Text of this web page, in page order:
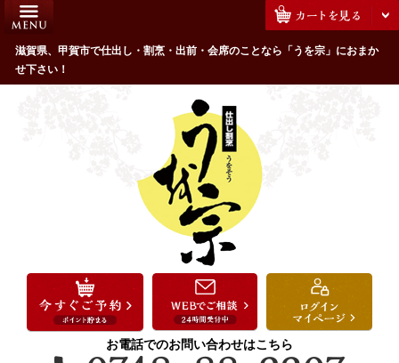
滋賀県、甲賀市で仕出し・割烹・出前・会席のことなら「うを宗」におまか
せ下さい！
お電話でのお問い合わせはこちら
HOME
うを宗のこだわり
配達エリア・注文方法
お祝い・ハレの日
法事・法要
接待・おもてなし